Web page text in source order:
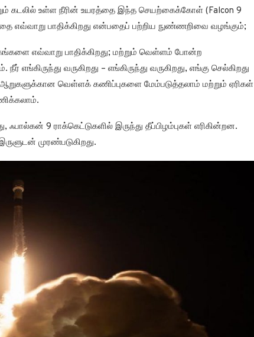
கடலில் உள்ள நீரின் உயரத்தை இந்த செயற்கைக்கோள் (Falcon 9
எவ்வாறு பாதிக்கிறது என்பதைப் பற்றிய நுண்ணறிவை வழங்கும்;
எவ்வாறு பாதிக்கிறது; மற்றும் வெள்ளம் போன்ற
எங்கிருந்து வருகிறது – எங்கிருந்து வருகிறது, எங்கு செல்கிறது
வெள்ளக் கணிப்புகளை மேம்படுத்தலாம் மற்றும் ஏரிகள்
9 ராக்கெட்டுகளில் இருந்து தீப்பிழம்புகள் எரிகின்றன.
முரண்படுகிறது.